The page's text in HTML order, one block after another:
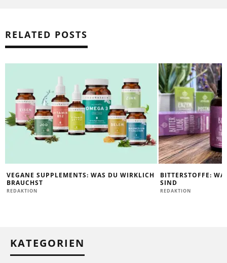
RELATED POSTS
VEGANE SUPPLEMENTS: WAS DU WIRKLICH
BRAUCHST
REDAKTION
BITTERSTOFFE:
SIND
REDAKTION
KATEGORIEN